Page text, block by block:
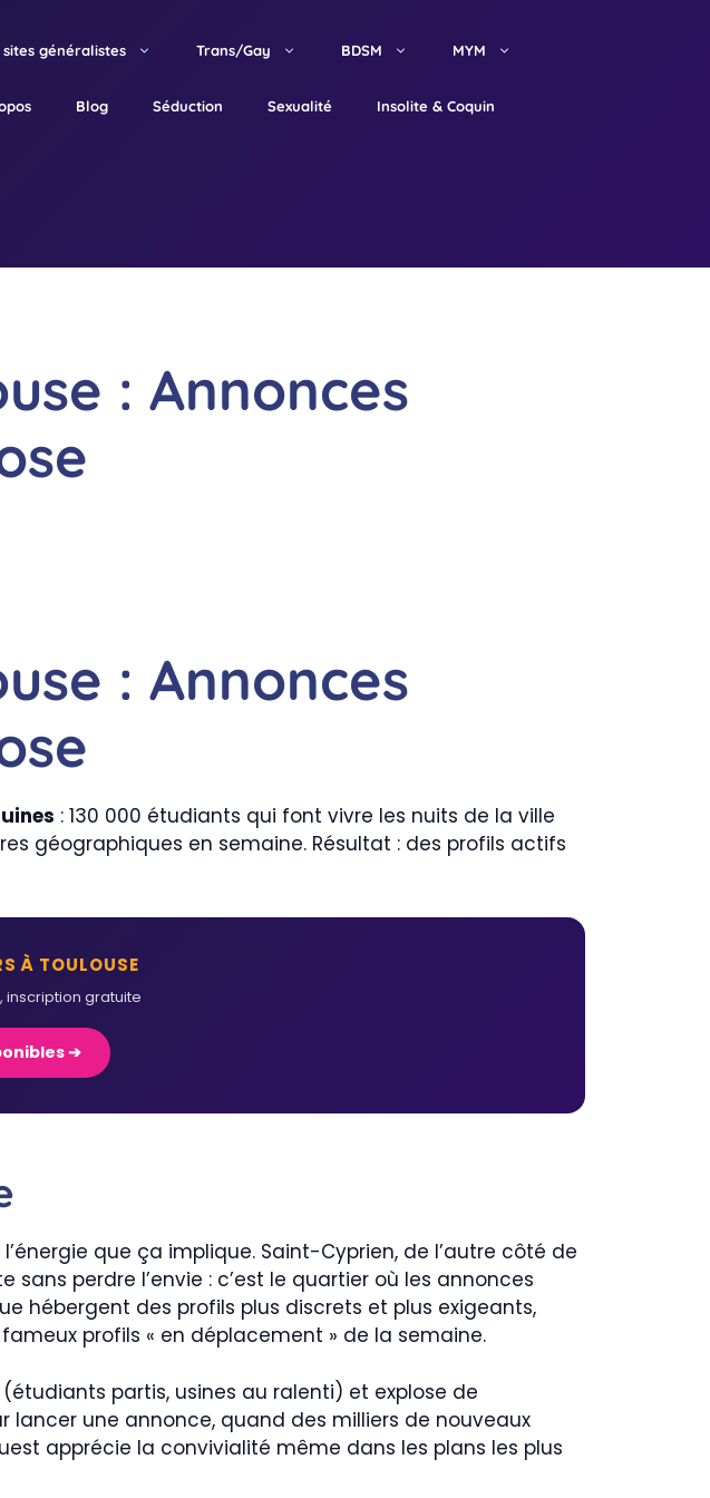
sites généralistes Trans/Gay BDSM MYM
Blog Séduction Sexualité Insolite & Coquin
: Annonces
: Annonces
: 130 000 étudiants qui font vivre les nuits de la ville
géographiques en semaine. Résultat : des profils actifs
À TOULOUSE
inscription gratuite
➔
que ça implique. Saint-Cyprien, de l’autre côté de
perdre l’envie : c’est le quartier où les annonces
hébergent des profils plus discrets et plus exigeants,
profils « en déplacement » de la semaine.
partis, usines au ralenti) et explose de
lancer une annonce, quand des milliers de nouveaux
apprécie la convivialité même dans les plans les plus